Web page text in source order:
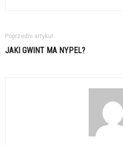
Poprzedni artykuł
JAKI GWINT MA NYPEL?